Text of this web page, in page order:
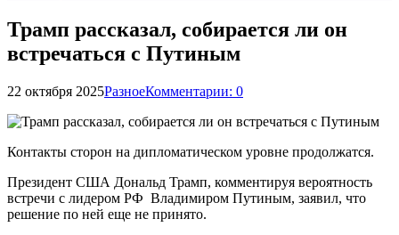
Трамп рассказал, собирается ли он
встречаться с Путиным
22 октября 2025РазноеКомментарии: 0
Контакты сторон на дипломатическом уровне продолжатся.
Президент США Дональд Трамп, комментируя вероятность
встречи с лидером РФ Владимиром Путиным, заявил, что
решение по ней еще не принято.